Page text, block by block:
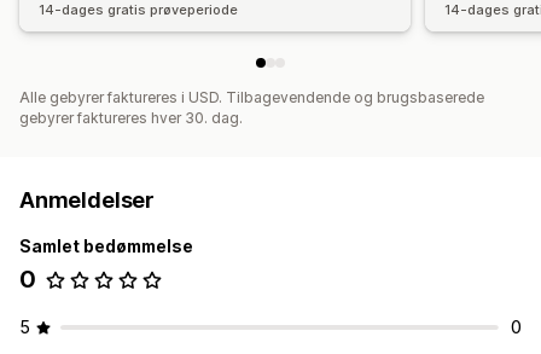
14-dages gratis prøveperiode 14-dages
Alle gebyrer faktureres i USD. Tilbagevendende og brugsbaserede
gebyrer faktureres hver 30. dag.
Anmeldelser
Samlet bedømmelse
0
5
0